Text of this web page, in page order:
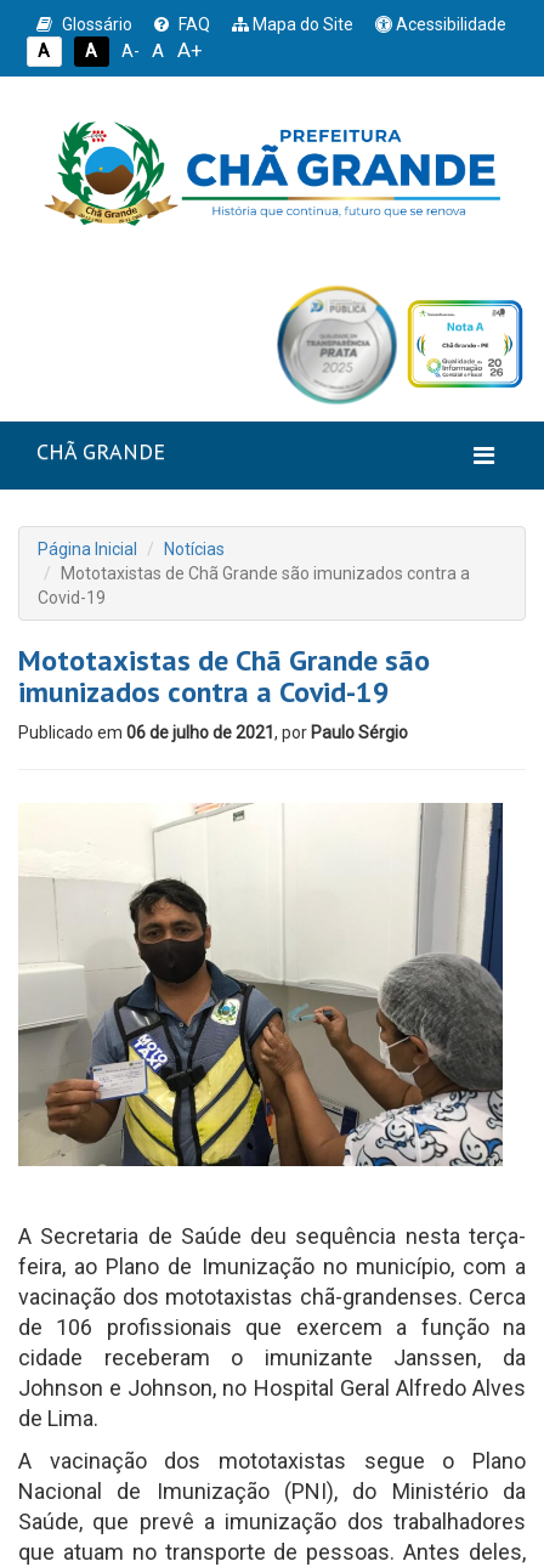
Glossário FAQ Mapa do Site
Acessibilidade
A
A A- A A+
CHÃ GRANDE
Página Inicial
Notícias
Mototaxistas de Chã Grande são imunizados contra a
Covid-19
Mototaxistas de Chã Grande são
imunizados contra a Covid-19
Publicado em 06 de julho de 2021 , por Paulo Sérgio
A Secretaria de Saúde deu sequência nesta terça-
feira, ao Plano de Imunização no município, com a
vacinação dos mototaxistas chã-grandenses. Cerca
de 106 profissionais que exercem a função na
cidade receberam o imunizante Janssen, da
Johnson e Johnson, no Hospital Geral Alfredo Alves
de Lima.
A vacinação dos mototaxistas segue o Plano
Nacional de Imunização (PNI), do Ministério da
Saúde, que prevê a imunização dos trabalhadores
que atuam no transporte de pessoas. Antes deles,